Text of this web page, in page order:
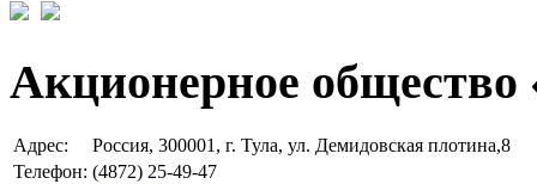
Акционерное общество
Адрес:
Россия, 300001, г. Тула, ул. Демидовская плотина,8
Телефон: (4872) 25-49-47